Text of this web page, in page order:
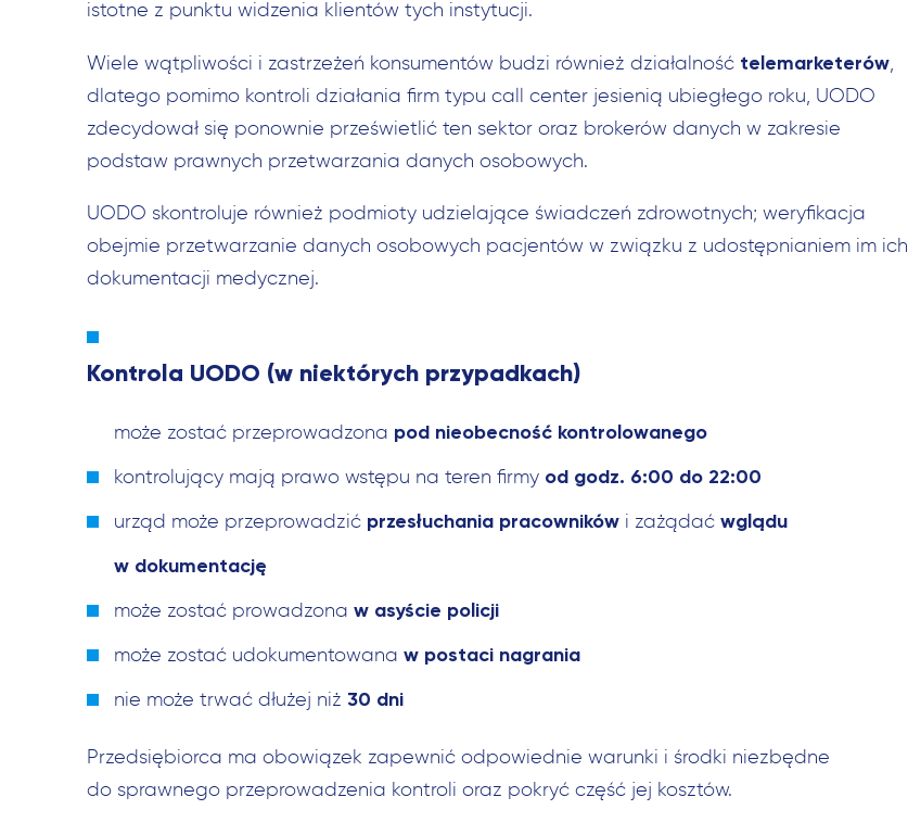
istotne z punktu widzenia klientów tych instytucji.
Wiele wątpliwości i zastrzeżeń konsumentów budzi również działalność telemarketerów,
dlatego pomimo kontroli działania firm typu call center jesienią ubiegłego roku, UODO
zdecydował się ponownie prześwietlić ten sektor oraz brokerów danych w zakresie
podstaw prawnych przetwarzania danych osobowych.
UODO skontroluje również podmioty udzielające świadczeń zdrowotnych; weryfikacja
obejmie przetwarzanie danych osobowych pacjentów w związku z udostępnianiem im ich
dokumentacji medycznej.
Kontrola UODO (w niektórych przypadkach)
może zostać przeprowadzona pod nieobecność kontrolowanego
kontrolujący mają prawo wstępu na teren firmy od godz. 6:00 do 22:00
urząd może przeprowadzić przesłuchania pracownikówi zażądać wglądu
w dokumentację
może zostać prowadzona w asyście policji
może zostać udokumentowana w postaci nagrania
nie może trwać dłużej niż 30 dni
Przedsiębiorca ma obowiązek zapewnić odpowiednie warunki i środki niezbędne
do sprawnego przeprowadzenia kontroli oraz pokryć część jej kosztów.